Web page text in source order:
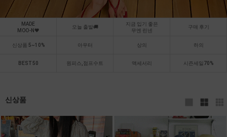
MADE
MOO-N🖤
오늘 출발🚚
지금 입기 좋은
무엔 린넨
구매 후기
신상품 5~10% 아우터 상의 하의
BEST 50 원피스,점프수트 액세서리 시즌세일70%
신상품